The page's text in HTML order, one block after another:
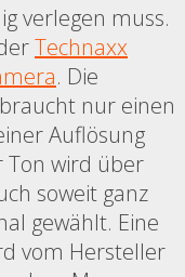
verlegen muss.
Technaxx
. Die
nur einen
Auflösung
Ton wird über
soweit ganz
gewählt. Eine
vom Hersteller